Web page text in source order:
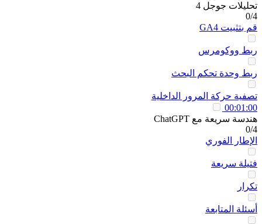
تحليلات جوجل 4
0/4
قم بتثبيت GA4
ربط ووكومرس
ربط وحدة تحكم البحث
تصفية حركة المرور الداخلية
00:01:00
هندسة سريعة مع ChatGPT
0/4
الإطار الفوري
فتيلة سريعة
تكرار
أسئلة المتابعة